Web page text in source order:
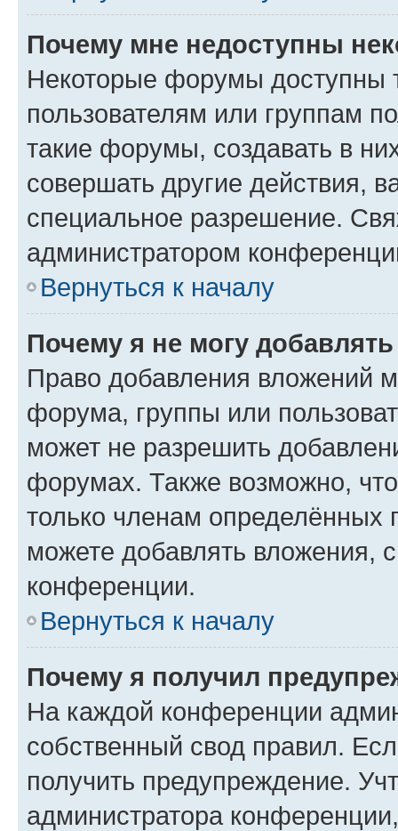
Почему мне недоступны
Некоторые форумы доступны
пользователям или группам
такие форумы, создавать в
совершать другие действия,
специальное разрешение.
администратором
Вернуться к началу
Почему я не могу
Право добавления вложений
форума, группы или
может не разрешить
форумах. Также возможно,
только членам определённых
можете добавлять вложения,
конференции.
Вернуться к началу
Почему я получил
На каждой конференции
собственный свод правил.
получить предупреждение.
администратора